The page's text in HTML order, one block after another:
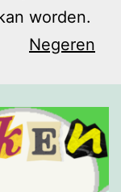
worden.
Negeren